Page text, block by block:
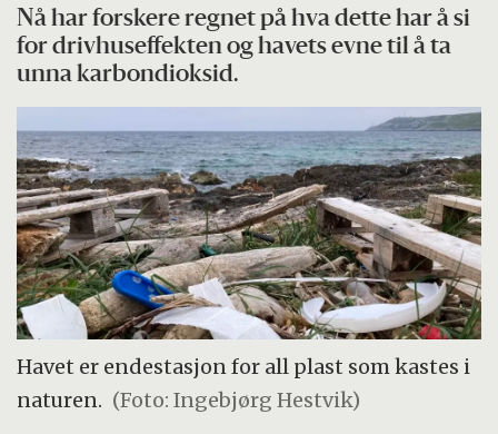
Nå har forskere regnet på hva dette har å si
for drivhuseffekten og havets evne til å ta
unna karbondioksid.
Havet er endestasjon for all plast som kastes i
naturen. (Foto: Ingebjørg Hestvik)